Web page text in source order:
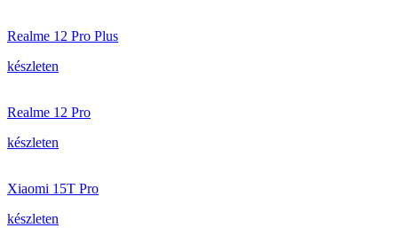
Realme 12 Pro Plus
készleten
Realme 12 Pro
készleten
Xiaomi 15T Pro
készleten